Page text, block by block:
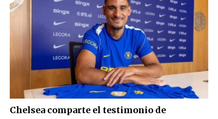
Chelsea comparte el testimonio de